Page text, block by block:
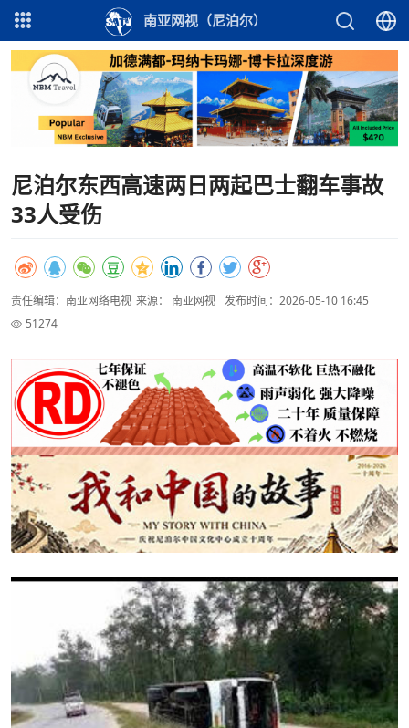
南亚网视（尼泊尔）
尼泊尔东西高速两日两起巴士翻车事故
33人受伤
责任编辑：南亚网络电视 来源： 南亚网视 发布时间：2026-05-10 16:45
51274